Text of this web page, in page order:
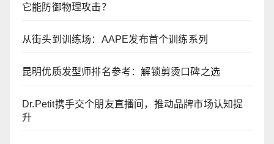
它能防御物理攻击？
从街头到训练场：AAPE发布首个训练系列
昆明优质发型师排名参考：解锁剪烫口碑之选
Dr.Petit携手交个朋友直播间，推动品牌市场认知提
升